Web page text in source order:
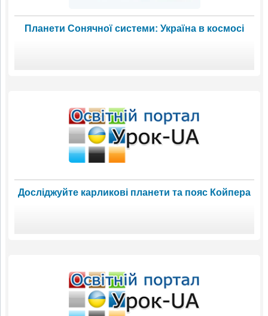
Планети Сонячної системи: Україна в космосі
Досліджуйте карликові планети та пояс Койпера